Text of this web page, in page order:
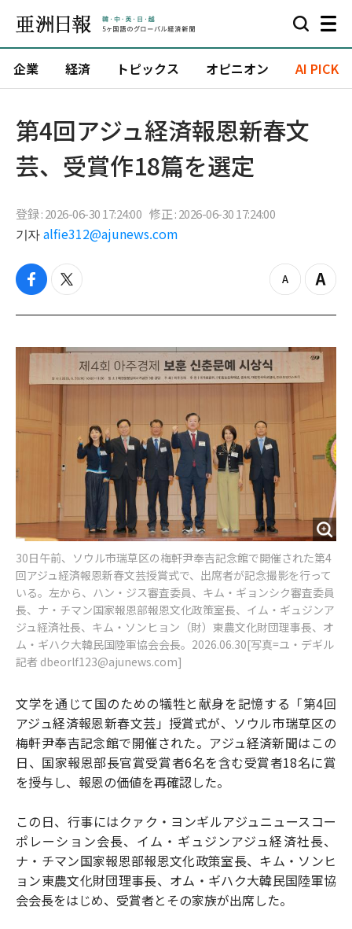
企業 経済 トピックス オピニオン AI PICK
第4回アジュ経済報恩新春文
芸、受賞作18篇を選定
登録 : 2026-06-30 17:24:00 修正 : 2026-06-30 17:24:00
기자 alfie312@ajunews.com
f
c
b
k
t
i
t
r
z
o
o
t
Z
o
i
n
30日午前、ソウル市瑞草区の梅軒尹奉吉記念館で開催された第4
回アジュ経済報恩新春文芸授賞式で、出席者が記念撮影を行って
いる。左から、ハン・ジス審査委員、キム・ギョンシク審査委員
長、ナ・チマン国家報恩部報恩文化政策室長、イム・ギュジンア
ジュ経済社長、キム・ソンヒョン（財）東農文化財団理事長、オ
ム・ギハク大韓民国陸軍協会会長。2026.06.30[写真=ユ・デギル
記者 dbeorlf123@ajunews.com]
文学を通じて国のための犠牲と献身を記憶する「第4回
アジュ経済報恩新春文芸」授賞式が、ソウル市瑞草区の
梅軒尹奉吉記念館で開催された。アジュ経済新聞はこの
日、国家報恩部長官賞受賞者6名を含む受賞者18名に賞
を授与し、報恩の価値を再確認した。
この日、行事にはクァク・ヨンギルアジュニュースコー
ポレーション会長、イム・ギュジンアジュ経済社長、
ナ・チマン国家報恩部報恩文化政策室長、キム・ソンヒ
ョン東農文化財団理事長、オム・ギハク大韓民国陸軍協
会会長をはじめ、受賞者とその家族が出席した。